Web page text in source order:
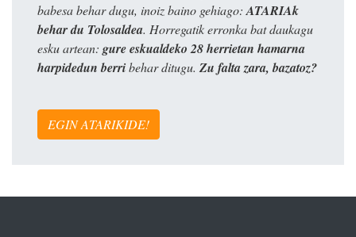
babesa behar dugu, inoiz baino gehiago: ATARIAk
behar du Tolosaldea. Horregatik erronka bat daukagu
esku artean: gure eskualdeko 28 herrietan hamarna
harpidedun berribehar ditugu. Zu falta zara, bazatoz?
EGIN ATARIKIDE!